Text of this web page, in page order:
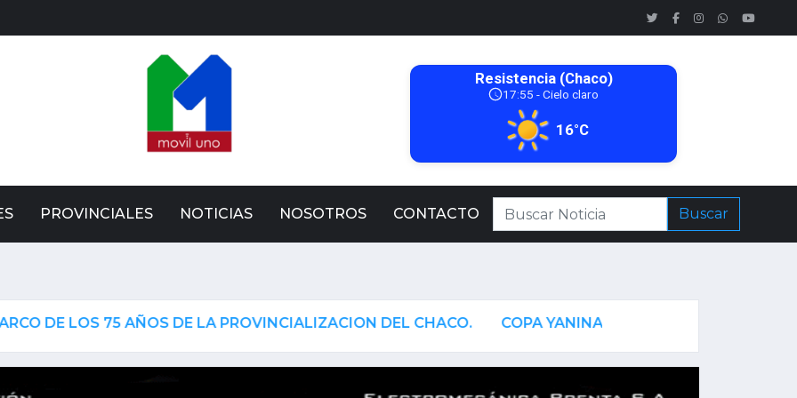
PROVINCIALES NOTICIAS NOSOTROS CONTACTO Buscar
75 AÑOS DE LA PROVINCIALIZACION DEL CHACO. COPA YANINA TORRES DE FÚTBOL 5 PRESENTO